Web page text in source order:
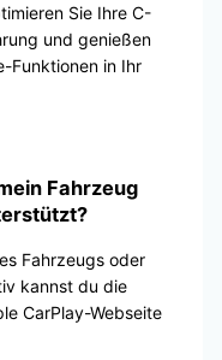
Sie Ihre C-
und genießen
Funktionen in Ihr
Fahrzeug
Fahrzeugs oder
kannst du die
CarPlay-Webseite